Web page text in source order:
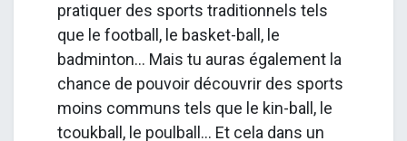
pratiquer des sports traditionnels tels
que le football, le basket-ball, le
badminton... Mais tu auras également la
chance de pouvoir découvrir des sports
moins communs tels que le kin-ball, le
tcoukball, le poulball... Et cela dans un